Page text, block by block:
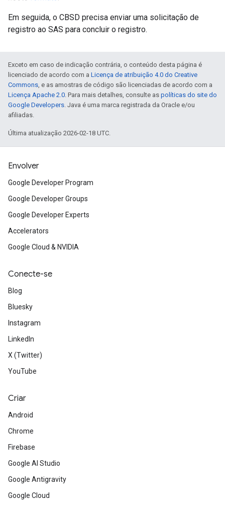
Em seguida, o CBSD precisa enviar uma solicitação de
registro ao SAS para concluir o registro.
Exceto em caso de indicação contrária, o conteúdo desta página é
licenciado de acordo com a Licença de atribuição 4.0 do Creative
Commons, e as amostras de código são licenciadas de acordo com a
Licença Apache 2.0. Para mais detalhes, consulte as políticas do site do
Google Developers. Java é uma marca registrada da Oracle e/ou
afiliadas.
Última atualização 2026-02-18 UTC.
Envolver
Google Developer Program
Google Developer Groups
Google Developer Experts
Accelerators
Google Cloud & NVIDIA
Conecte-se
Blog
Bluesky
Instagram
LinkedIn
X (Twitter)
YouTube
Criar
Android
Chrome
Firebase
Google AI Studio
Google Antigravity
Google Cloud